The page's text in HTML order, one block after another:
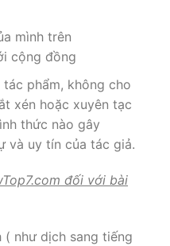
mình trên
cộng đồng
phẩm, không cho
xén hoặc xuyên tạc
thức nào gây
và uy tín của tác giả.
đối với bài
( như dịch sang tiếng